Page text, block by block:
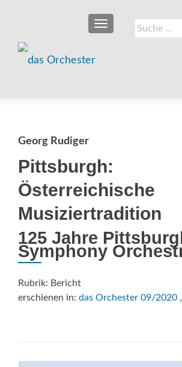
Suche
nach:
SCHALTE
Georg Rudiger
Pittsburgh:
Österreichische
Musiziertradition
125 Jahre
Symphony
Rubrik: Bericht
erschienen in: das Orchester 09/2020